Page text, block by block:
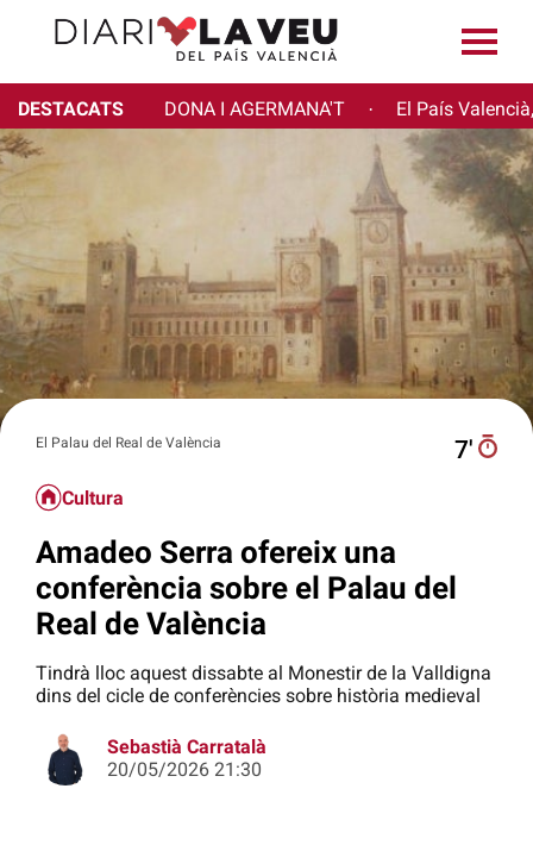
DESTACATS DONA I AGERMANA'T · El País
El Palau del Real de València 7′
Cultura
Amadeo Serra ofereix una
conferència sobre el Palau del
Real de València
Tindrà lloc aquest dissabte al Monestir de la Valldigna
dins del cicle de conferències sobre història medieval
Sebastià Carratalà
20/05/2026 21:30